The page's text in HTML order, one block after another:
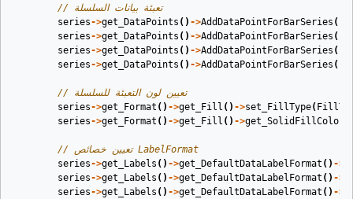
// تعبئة بيانات السلسلة
series->get_DataPoints () ->AddDataPointForBarSeries (
series->get_DataPoints () ->AddDataPointForBarSeries (
series->get_DataPoints () ->AddDataPointForBarSeries (
series->get_DataPoints () ->AddDataPointForBarSeries (
// تعيين لون التعبئة للسلسلة
series->get_Format () ->get_Fill () ->set_FillType(
series->get_Format () ->get_Fill () ->get_SolidFillColor
// تعيين خصائص LabelFormat
series->get_Labels () ->get_DefaultDataLabelFormat () ->
series->get_Labels () ->get_DefaultDataLabelFormat () ->
series->get_Labels () ->get_DefaultDataLabelFormat () ->